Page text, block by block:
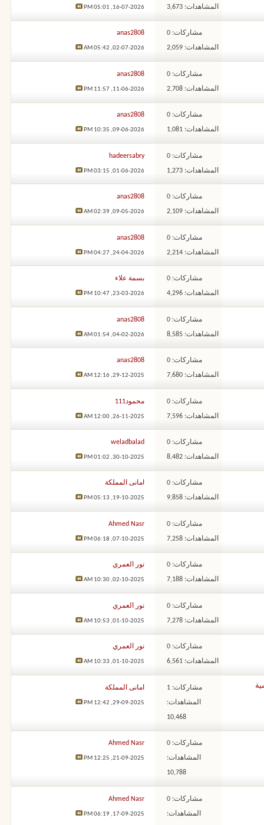
المشاهدات: 3,673 16-07-2026,
05:01 PM
مشاركات: 0
المشاهدات: 2,059
anas2808
02-07-2026,
05:42 AM
مشاركات: 0
المشاهدات: 2,708
anas2808
11-06-2026,
11:57 PM
مشاركات: 0
المشاهدات: 1,081
anas2808
09-06-2026,
10:35 PM
مشاركات: 0
المشاهدات: 1,273
hadeersabry
01-06-2026,
03:15 PM
مشاركات: 0
المشاهدات: 2,109
anas2808
09-05-2026,
02:39 AM
مشاركات: 0
المشاهدات: 2,214
anas2808
24-04-2026,
04:27 PM
مشاركات: 0
المشاهدات: 4,296
بسمة علاء
23-03-2026,
10:47 PM
مشاركات: 0
المشاهدات: 8,585
anas2808
04-02-2026,
01:54 AM
مشاركات: 0
المشاهدات: 7,680
anas2808
29-12-2025,
12:16 AM
مشاركات: 0
المشاهدات: 7,596
محمود111
26-11-2025,
12:00 AM
مشاركات: 0
المشاهدات: 8,482
weladbalad
30-10-2025,
01:02 PM
مشاركات: 0
المشاهدات: 9,858
امانى المملكة
19-10-2025,
05:13 PM
مشاركات: 0
المشاهدات: 7,258
Ahmed Nasr
07-10-2025,
06:18 PM
مشاركات: 0
المشاهدات: 7,188
نور العمري
02-10-2025,
10:30 AM
مشاركات: 0
المشاهدات: 7,278
نور العمري
01-10-2025,
10:53 AM
مشاركات: 0
المشاهدات: 6,561
نور العمري
01-10-2025,
10:33 AM
مشاركات: 1
المشاهدات:
10,468
امانى المملكة
29-09-2025,
12:42 PM
مشاركات: 0
المشاهدات:
10,788
Ahmed Nasr
21-09-2025,
12:25 PM
مشاركات: 0
المشاهدات:
Ahmed Nasr
17-09-2025,
06:19 PM